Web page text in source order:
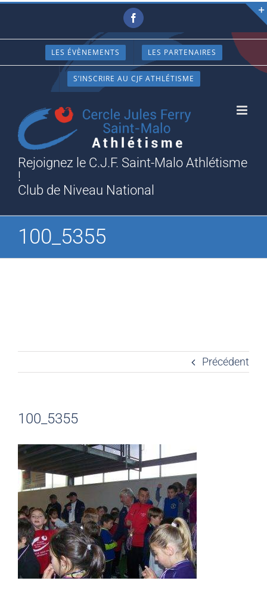
Passer
contenu
Facebook
LES ÉVÈNEMENTS LES PARTENAIRES
S’INSCRIRE AU CJF ATHLÉTISME
Rejoignez le C.J.F. Saint-Malo Athlétisme
!
Club de Niveau National
100_5355
Précédent
100_5355